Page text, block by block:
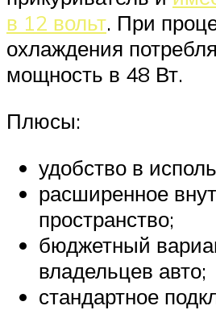
в 12 вольт. При
охлаждения
мощность в 48 Вт.
Плюсы:
удобство в
расширенное
пространство;
бюджетный
владельцев авто;
стандартное